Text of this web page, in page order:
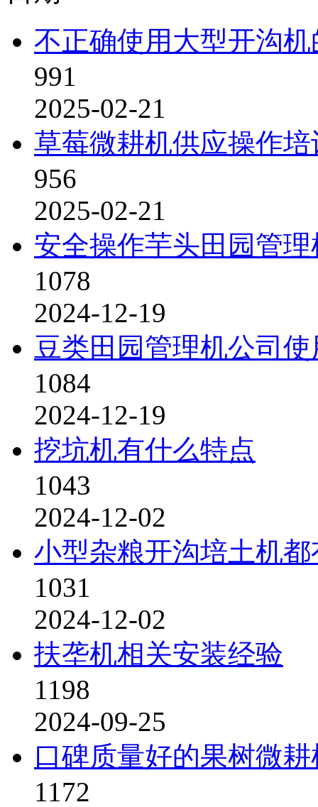
不正确使用大型开沟
991
2025-02-21
草莓微耕机供应操作培
956
2025-02-21
安全操作芋头田园管理
1078
2024-12-19
豆类田园管理机公司
1084
2024-12-19
挖坑机有什么特点
1043
2024-12-02
小型杂粮开沟培土机
1031
2024-12-02
扶垄机相关安装经验
1198
2024-09-25
口碑质量好的果树微
1172